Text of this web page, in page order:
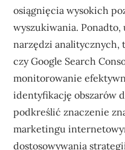
osiągnięcia wysokich
wyszukiwania.
narzędzi analitycznych,
czy Google Search
monitorowanie
identyfikację obszarów
podkreślić znaczenie
marketingu
dostosowywania